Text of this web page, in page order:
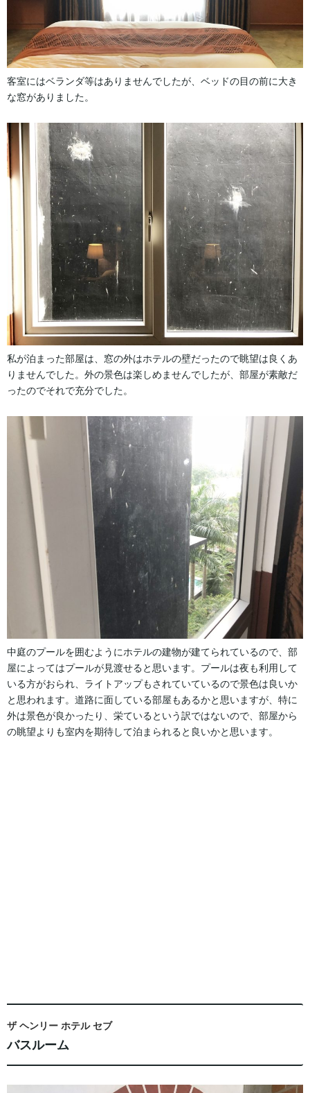
客室にはベランダ等はありませんでしたが、ベッドの目の前に大き
な窓がありました。
私が泊まった部屋は、窓の外はホテルの壁だったので眺望は良くあ
りませんでした。外の景色は楽しめませんでしたが、部屋が素敵だ
ったのでそれで充分でした。
中庭のプールを囲むようにホテルの建物が建てられているので、部
屋によってはプールが見渡せると思います。プールは夜も利用して
いる方がおられ、ライトアップもされていているので景色は良いか
と思われます。道路に面している部屋もあるかと思いますが、特に
外は景色が良かったり、栄ているという訳ではないので、部屋から
の眺望よりも室内を期待して泊まられると良いかと思います。
ザ ヘンリー ホテル セブ
バスルーム